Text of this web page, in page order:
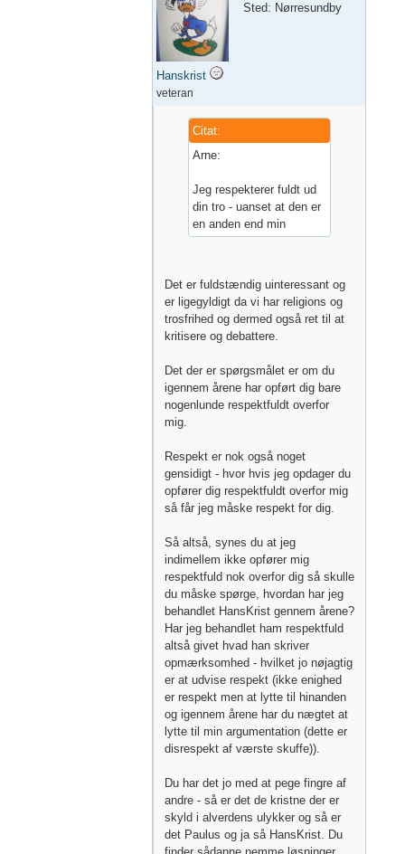
Hanskrist
veteran
Sted: Nørresundby
Citat:
Arne:
Jeg respekterer fuldt ud
din tro - uanset at den er
en anden end min
Det er fuldstændig uinteressant og
er ligegyldigt da vi har religions og
trosfrihed og dermed også ret til at
kritisere og debattere.
Det der er spørgsmålet er om du
igennem årene har opført dig bare
nogenlunde respektfuldt overfor
mig.
Respekt er nok også noget
gensidigt - hvor hvis jeg opdager du
opfører dig respektfuldt overfor mig
så får jeg måske respekt for dig.
Så altså, synes du at jeg
indimellem ikke opfører mig
respektfuld nok overfor dig så skulle
du måske spørge, hvordan har jeg
behandlet HansKrist gennem årene?
Har jeg behandlet ham respektfuld
altså givet hvad han skriver
opmærksomhed - hvilket jo nøjagtig
er at udvise respekt (ikke enighed
er respekt men at lytte til hinanden
og igennem årene har du nægtet at
lytte til min argumentation (dette er
disrespekt af værste skuffe)).
Du har det jo med at pege fingre af
andre - så er det de kristne der er
skyld i alverdens ulykker og så er
det Paulus og ja så HansKrist. Du